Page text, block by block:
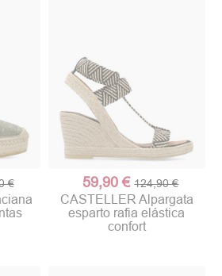
€ 59,90 € 124,90 €
CASTELLER Alpargata
esparto rafia elástica
confort